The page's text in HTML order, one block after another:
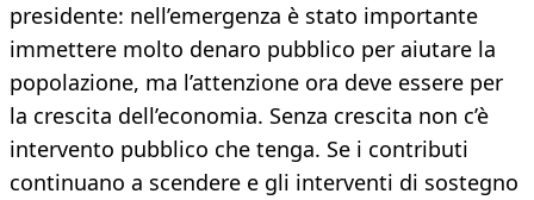
presidente: nell’emergenza è stato importante
immettere molto denaro pubblico per aiutare la
popolazione, ma l’attenzione ora deve essere per
la crescita dell’economia. Senza crescita non c’è
intervento pubblico che tenga. Se i contributi
continuano a scendere e gli interventi di sostegno